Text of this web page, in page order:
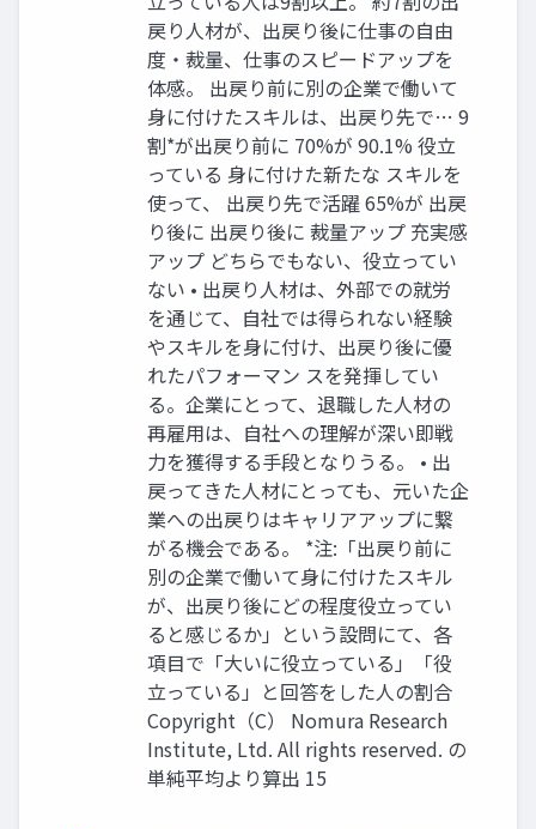
戻り人材が、出戻り後に仕事の自由
度・裁量、仕事のスピードアップを
体感。 出戻り前に別の企業で働いて
身に付けたスキルは、出戻り先で… 9
割*が出戻り前に 70%が 90.1% 役立
っている 身に付けた新たな スキルを
使って、 出戻り先で活躍 65%が 出戻
り後に 出戻り後に 裁量アップ 充実感
アップ どちらでもない、役立ってい
ない • 出戻り人材は、外部での就労
を通じて、自社では得られない経験
やスキルを身に付け、出戻り後に優
れたパフォーマン スを発揮してい
る。企業にとって、退職した人材の
再雇用は、自社への理解が深い即戦
力を獲得する手段となりうる。 • 出
戻ってきた人材にとっても、元いた企
業への出戻りはキャリアアップに繋
がる機会である。 *注:「出戻り前に
別の企業で働いて身に付けたスキル
が、出戻り後にどの程度役立ってい
ると感じるか」という設問にて、各
項目で「大いに役立っている」「役
立っている」と回答をした人の割合
Copyright（C） Nomura Research
Institute, Ltd. All rights reserved. の
単純平均より算出 15